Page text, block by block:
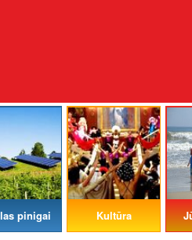
pinigai Kultūra